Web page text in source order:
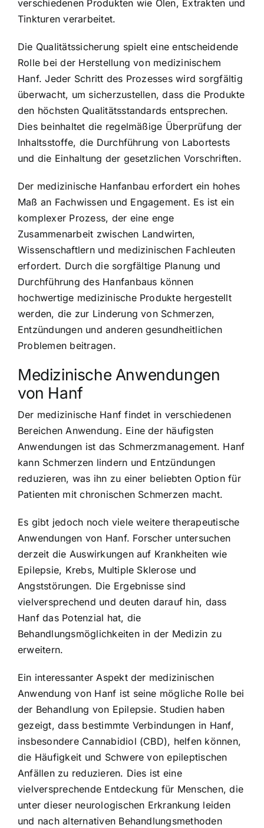
verschiedenen Produkten wie Ölen, Extrakten und
Tinkturen verarbeitet.
Die Qualitätssicherung spielt eine entscheidende
Rolle bei der Herstellung von medizinischem
Hanf. Jeder Schritt des Prozesses wird sorgfältig
überwacht, um sicherzustellen, dass die Produkte
den höchsten Qualitätsstandards entsprechen.
Dies beinhaltet die regelmäßige Überprüfung der
Inhaltsstoffe, die Durchführung von Labortests
und die Einhaltung der gesetzlichen Vorschriften.
Der medizinische Hanfanbau erfordert ein hohes
Maß an Fachwissen und Engagement. Es ist ein
komplexer Prozess, der eine enge
Zusammenarbeit zwischen Landwirten,
Wissenschaftlern und medizinischen Fachleuten
erfordert. Durch die sorgfältige Planung und
Durchführung des Hanfanbaus können
hochwertige medizinische Produkte hergestellt
werden, die zur Linderung von Schmerzen,
Entzündungen und anderen gesundheitlichen
Problemen beitragen.
Medizinische Anwendungen
von Hanf
Der medizinische Hanf findet in verschiedenen
Bereichen Anwendung. Eine der häufigsten
Anwendungen ist das Schmerzmanagement. Hanf
kann Schmerzen lindern und Entzündungen
reduzieren, was ihn zu einer beliebten Option für
Patienten mit chronischen Schmerzen macht.
Es gibt jedoch noch viele weitere therapeutische
Anwendungen von Hanf. Forscher untersuchen
derzeit die Auswirkungen auf Krankheiten wie
Epilepsie, Krebs, Multiple Sklerose und
Angststörungen. Die Ergebnisse sind
vielversprechend und deuten darauf hin, dass
Hanf das Potenzial hat, die
Behandlungsmöglichkeiten in der Medizin zu
erweitern.
Ein interessanter Aspekt der medizinischen
Anwendung von Hanf ist seine mögliche Rolle bei
der Behandlung von Epilepsie. Studien haben
gezeigt, dass bestimmte Verbindungen in Hanf,
insbesondere Cannabidiol (CBD), helfen können,
die Häufigkeit und Schwere von epileptischen
Anfällen zu reduzieren. Dies ist eine
vielversprechende Entdeckung für Menschen, die
unter dieser neurologischen Erkrankung leiden
und nach alternativen Behandlungsmethoden